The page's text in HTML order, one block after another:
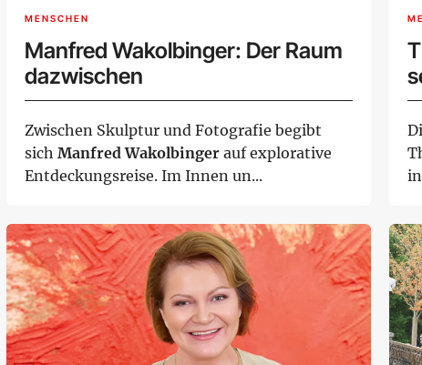
MENSCHEN
Manfred Wakolbinger: Der Raum
dazwischen
Zwischen Skulptur und Fotografie begibt
sich Manfred Wakolbinger auf explorative
Entdeckungsreise. Im Innen un...